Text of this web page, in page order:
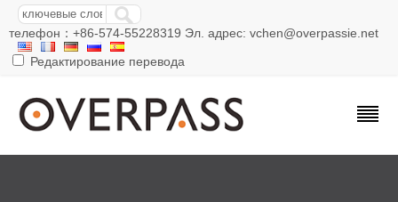
телефон：+86-574-55228319 Эл. адрес: vchen@overpassie.net
Редактирование перевода